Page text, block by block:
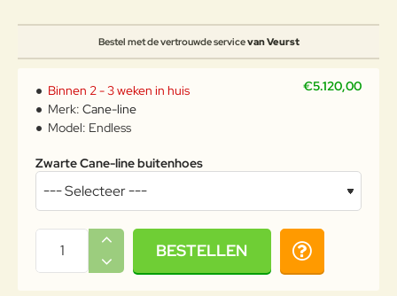
Bestel met de vertrouwde servicevan Veurst
€5.120,00
Binnen 2 - 3 weken in huis
Merk: Cane-line
Model: Endless
Zwarte Cane-line buitenhoes
BESTELLEN